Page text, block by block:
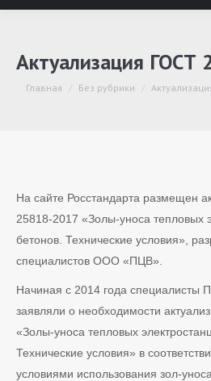
Актуализация ГОСТ
Вы здесь:
Главная Без рубрики
На сайте Росстандарта размещен
25818-2017 «Золы-уноса тепловых
бетонов. Технические условия»,
специалистов ООО «ПЦВ».
Начиная с 2014 года специалисты
заявляли о необходимости
«Золы-уноса тепловых
Технические условия» в
условиями использования зол-